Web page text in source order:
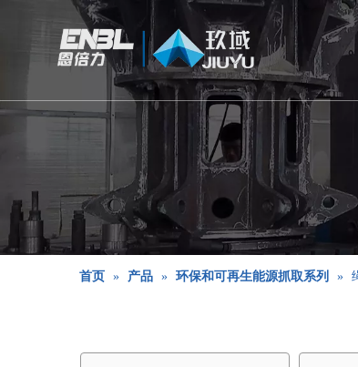
首页 » 产品 » 环保和可再生能源抓取系列 »